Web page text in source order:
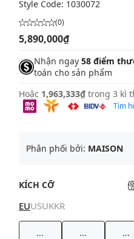
Style Code: 1030072
(0)
5,890,000₫
Nhận ngay 58 điểm
toán cho sản phẩm
Hoặc 1,963,333₫ trong 3 kì
Tìm
Phân phối bởi: MAISON
KÍCH CỠ
EUUSUKKR
... ... ...